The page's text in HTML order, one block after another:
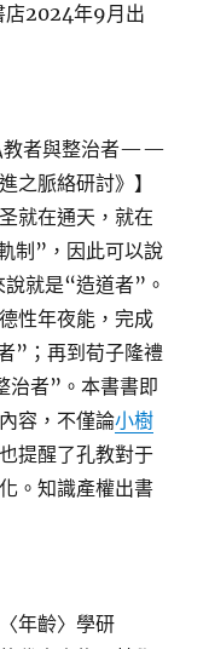
店2024年9月出
教者與整治者——
之脈絡研討》】
就在通天，就在
制”，因此可以說
就是“造道者”。
性年夜能，完成
”；再到荀子隆禮
治者”。本書書即
容，不僅論小樹
提醒了孔教對于
。知識產權出書
年齡〉學研